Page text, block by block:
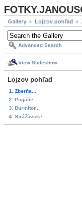
Gallery Lojzov pohľad
Advanced Search
View Slideshow
Lojzov pohľad
1. Zberňa...
2. Pagáče...
3. Durmitor...
4. Strážovské ...